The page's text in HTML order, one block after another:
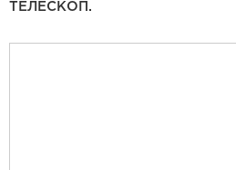
ТЕЛЕСКОП.